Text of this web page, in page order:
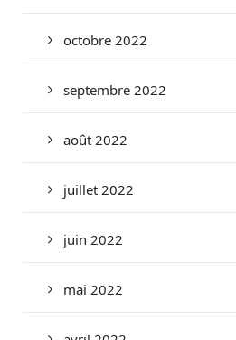
octobre 2022
septembre 2022
août 2022
juillet 2022
juin 2022
mai 2022